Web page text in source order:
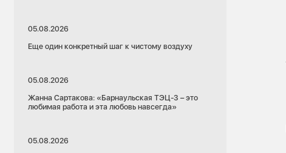
05.08.2026
Еще один конкретный шаг к чистому воздуху
05.08.2026
Жанна Сартакова: «Барнаульская ТЭЦ-3 – это
любимая работа и эта любовь навсегда»
05.08.2026